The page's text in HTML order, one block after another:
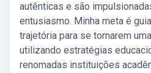
autênticas e são
entusiasmo. Minha meta é
trajetória para se tornarem
utilizando estratégias
renomadas instituições